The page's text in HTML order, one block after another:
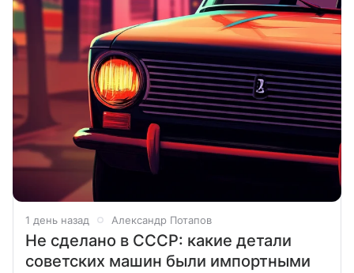
1 день назад Александр Потапов
Не сделано в СССР: какие детали
советских машин были импортными